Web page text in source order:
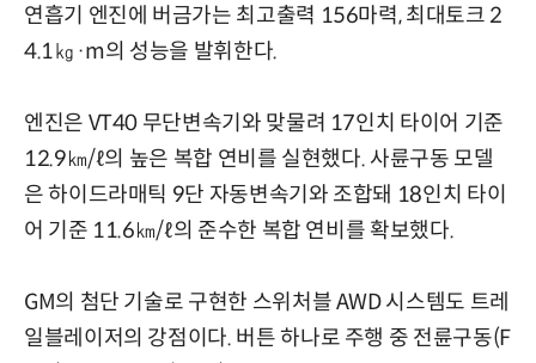
연흡기 엔진에 버금가는 최고출력 156마력, 최대토크 2
4.1㎏·m의 성능을 발휘한다.
엔진은 VT40 무단변속기와 맞물려 17인치 타이어 기준
12.9㎞/ℓ의 높은 복합 연비를 실현했다. 사륜구동 모델
은 하이드라매틱 9단 자동변속기와 조합돼 18인치 타이
어 기준 11.6㎞/ℓ의 준수한 복합 연비를 확보했다.
GM의 첨단 기술로 구현한 스위처블 AWD 시스템도 트레
일블레이저의 강점이다. 버튼 하나로 주행 중 전륜구동(F